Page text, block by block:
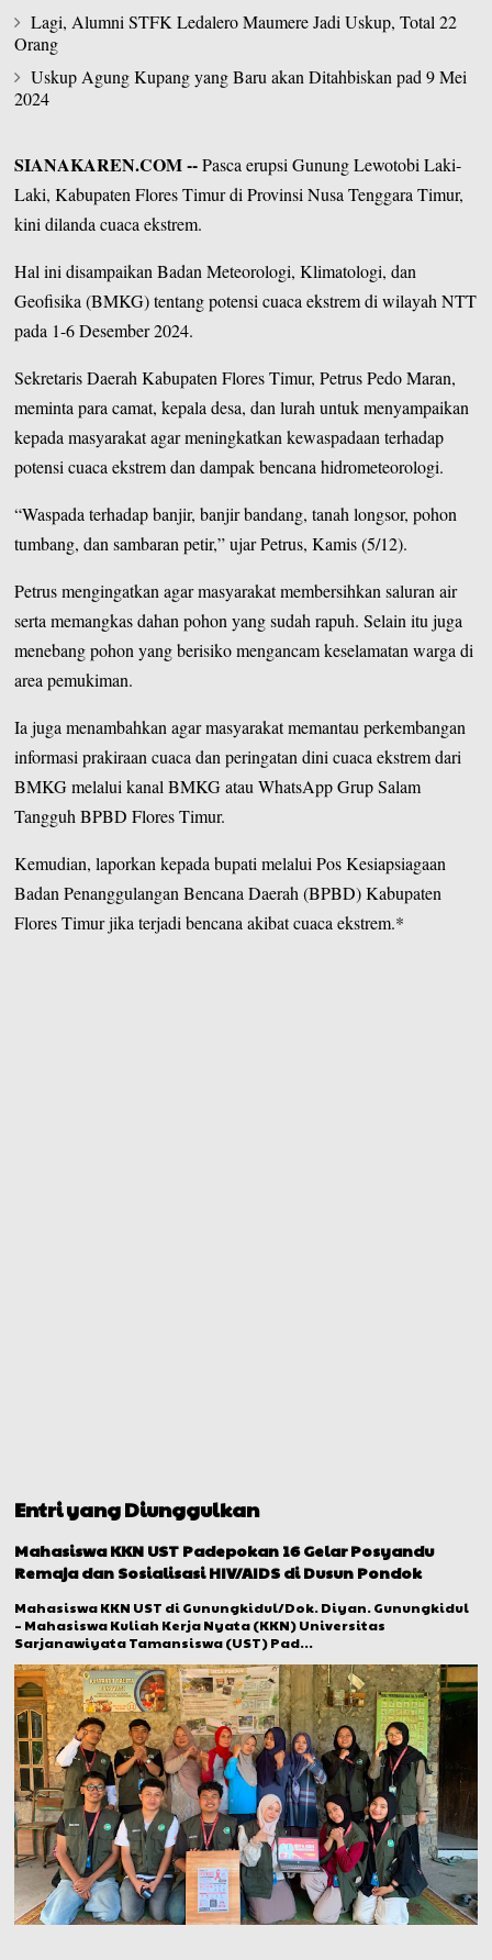
Lagi, Alumni STFK Ledalero Maumere Jadi Uskup, Total 22
Orang
Uskup Agung Kupang yang Baru akan Ditahbiskan pad 9 Mei
2024
SIANAKAREN.COM--Pasca erupsi Gunung Lewotobi Laki-
Laki, Kabupaten Flores Timur diProvinsi Nusa Tenggara Timur,
kini dilanda cuaca ekstrem.
Hal ini disampaikan Badan Meteorologi, Klimatologi, dan
Geofisika (BMKG) tentang potensi cuaca ekstrem di wilayah NTT
pada 1-6 Desember 2024.
Sekretaris Daerah Kabupaten Flores Timur, Petrus Pedo Maran,
meminta para camat, kepala desa, dan lurah untuk menyampaikan
kepada masyarakat agar meningkatkan kewaspadaan terhadap
potensi cuaca ekstrem dan dampak bencana hidrometeorologi.
“Waspada terhadap banjir, banjir bandang, tanah longsor, pohon
tumbang, dan sambaran petir,” ujar Petrus, Kamis (5/12).
Petrus mengingatkan agar masyarakat membersihkan saluran air
serta memangkas dahan pohon yang sudah rapuh. Selain itu juga
menebang pohon yang berisiko mengancam keselamatan warga di
area pemukiman.
Ia juga menambahkan agar masyarakat memantau perkembangan
informasi prakiraan cuaca dan peringatan dini cuaca ekstrem dari
BMKG melalui kanal BMKG atau WhatsApp Grup Salam
Tangguh BPBD Flores Timur.
Kemudian, laporkan kepada bupati melalui Pos Kesiapsiagaan
Badan Penanggulangan Bencana Daerah (BPBD) Kabupaten
Flores Timur jika terjadi bencana akibat cuaca ekstrem.*
Entri yang Diunggulkan
Mahasiswa KKN UST Padepokan 16 Gelar Posyandu
Remaja dan Sosialisasi HIV/AIDS di Dusun Pondok
Mahasiswa KKN UST di Gunungkidul/Dok. Diyan. Gunungkidul
– Mahasiswa Kuliah Kerja Nyata (KKN) Universitas
Sarjanawiyata Tamansiswa (UST) Pad...